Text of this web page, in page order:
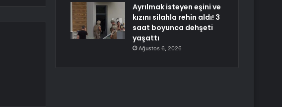
Ayrılmak isteyen eşini ve
kızını silahla rehin aldı! 3
saat boyunca dehşeti
yaşattı
Ağustos 6, 2026